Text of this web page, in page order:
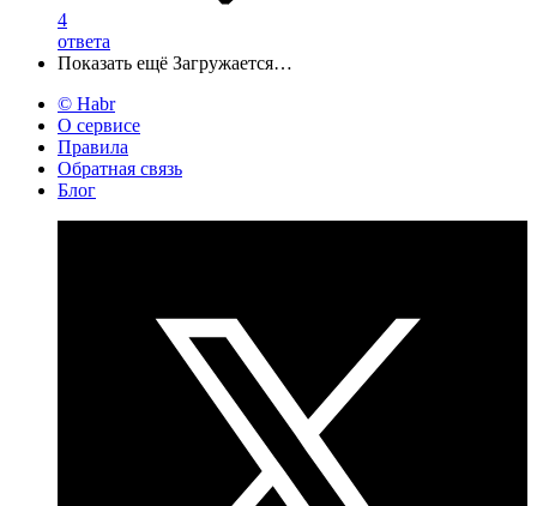
4
ответа
Показать ещё Загружается…
© Habr
О сервисе
Правила
Обратная связь
Блог